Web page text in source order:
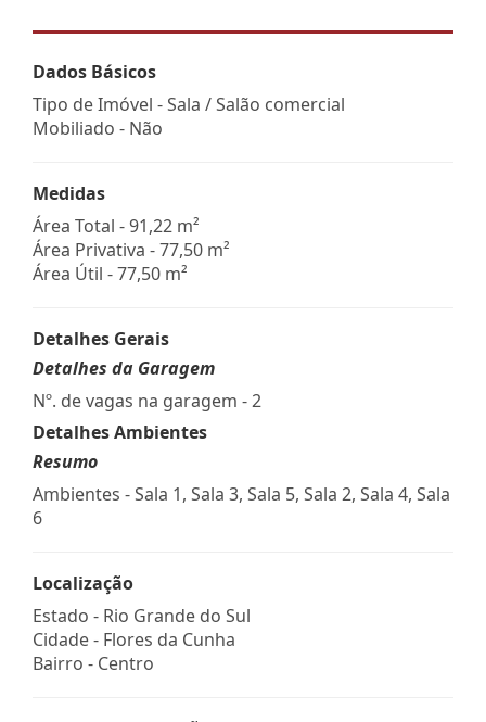
Dados Básicos
Tipo de Imóvel - Sala / Salão comercial
Mobiliado - Não
Medidas
Área Total - 91,22 m²
Área Privativa - 77,50 m²
Área Útil - 77,50 m²
Detalhes Gerais
Detalhes da Garagem
Nº. de vagas na garagem - 2
Detalhes Ambientes
Resumo
Ambientes - Sala 1, Sala 3, Sala 5, Sala 2, Sala 4, Sala
6
Localização
Estado - Rio Grande do Sul
Cidade - Flores da Cunha
Bairro - Centro